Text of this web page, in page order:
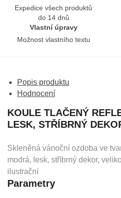
Expedice všech produktů
do 14 dnů
Vlastní úpravy
Možnost vlastního textu
Popis produktu
Hodnocení
KOULE TLAČENÝ
LESK, STŘÍBRNÝ
Skleněná vánoční ozdoba ve
modrá, lesk, stříbrný dekor,
ilustrační
Parametry